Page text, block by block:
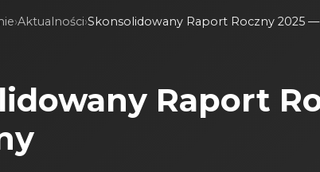
›Aktualności›Skonsolidowany Raport Roczny 2025
Raport